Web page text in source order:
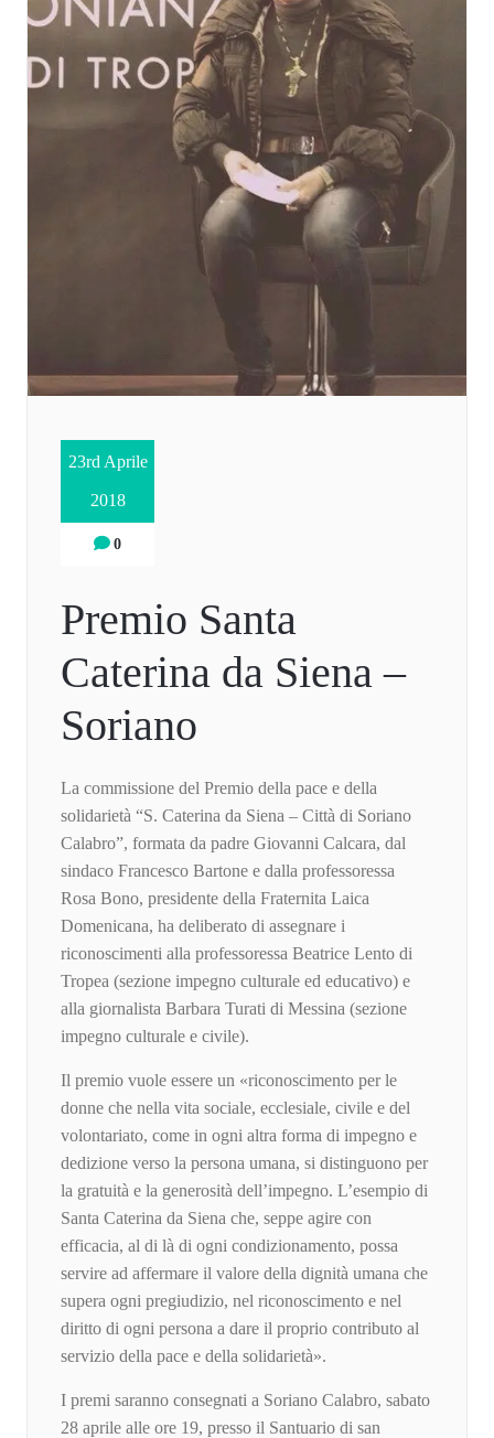
23rd Aprile
2018
0
Premio Santa
Caterina da Siena –
Soriano
La commissione del Premio della pace e della
solidarietà “S. Caterina da Siena – Città di Soriano
Calabro”, formata da padre Giovanni Calcara, dal
sindaco Francesco Bartone e dalla professoressa
Rosa Bono, presidente della Fraternita Laica
Domenicana, ha deliberato di assegnare i
riconoscimenti alla professoressa Beatrice Lento di
Tropea (sezione impegno culturale ed educativo) e
alla giornalista Barbara Turati di Messina (sezione
impegno culturale e civile).
Il premio vuole essere un «riconoscimento per le
donne che nella vita sociale, ecclesiale, civile e del
volontariato, come in ogni altra forma di impegno e
dedizione verso la persona umana, si distinguono per
la gratuità e la generosità dell’impegno. L’esempio di
Santa Caterina da Siena che, seppe agire con
efficacia, al di là di ogni condizionamento, possa
servire ad affermare il valore della dignità umana che
supera ogni pregiudizio, nel riconoscimento e nel
diritto di ogni persona a dare il proprio contributo al
servizio della pace e della solidarietà».
I premi saranno consegnati a Soriano Calabro, sabato
28 aprile alle ore 19, presso il Santuario di san